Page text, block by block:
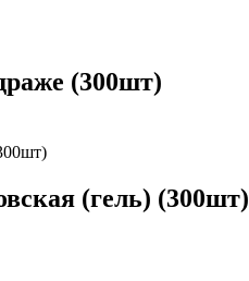
(300шт)
(гель) (300шт)